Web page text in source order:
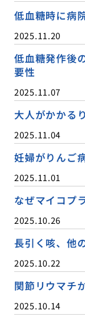
低血糖時に病
2025.11.20
低血糖発作後
要性
2025.11.07
大人がかかる
2025.11.04
妊婦がりんご
2025.11.01
なぜマイコプ
2025.10.26
長引く咳、他
2025.10.22
関節リウマチ
2025.10.14